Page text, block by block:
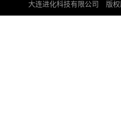
大连进化科技有限公司 版